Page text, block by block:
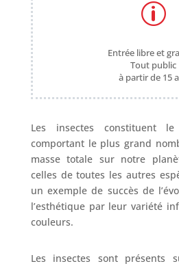
p
Entrée libre et
Tout public
à partir de 15
Les insectes constituent le
comportant le plus grand
masse totale sur notre
celles de toutes les autres
un exemple de succès de
l’esthétique par leur variété
couleurs.
Les insectes sont présents